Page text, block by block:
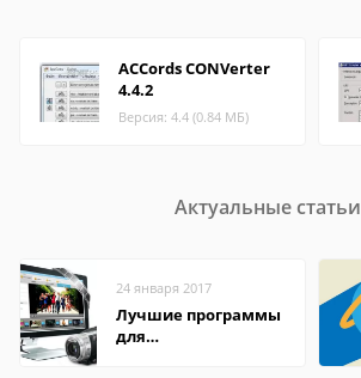
ACCords CONVerter
4.4.2
Версия: 4.4 (0.84 МБ)
Актуальные статьи
24 января 2017
Лучшие программы
для